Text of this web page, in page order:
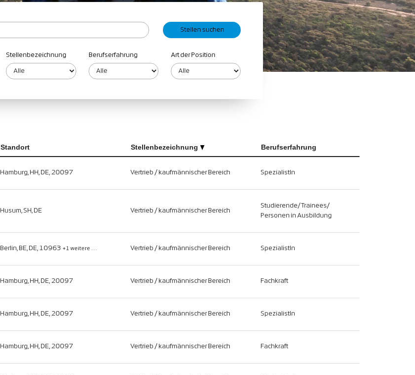
Stellenbezeichnung Berufserfahrung Art der Position
Standort Stellenbezeichnung Berufserfahrung
Hamburg, HH, DE, 20097 Vertrieb / kaufmännischer Bereich SpezialistIn
Husum, SH, DE Vertrieb / kaufmännischer Bereich
Studierende/Trainees/
Personen in Ausbildung
Berlin, BE, DE, 10963 +1 weitere … Vertrieb / kaufmännischer Bereich SpezialistIn
Hamburg, HH, DE, 20097 Vertrieb / kaufmännischer Bereich Fachkraft
Hamburg, HH, DE, 20097 Vertrieb / kaufmännischer Bereich SpezialistIn
Hamburg, HH, DE, 20097 Vertrieb / kaufmännischer Bereich Fachkraft